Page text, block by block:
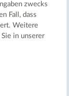
zwecks
Fall, dass
Weitere
in unserer